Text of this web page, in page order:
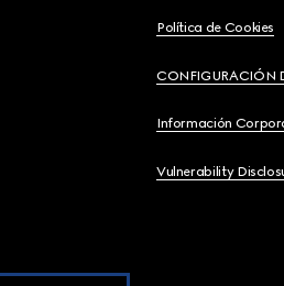
Política de Cookies
CONFIGURACIÓN
Información
Vulnerability